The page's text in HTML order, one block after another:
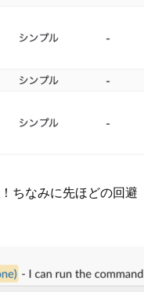
ちなみに先ほどの回避